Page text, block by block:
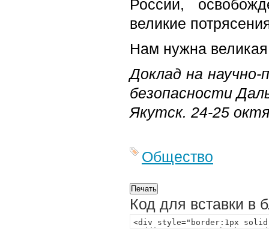
России,
великие
Нам нужна
Доклад на
безопасности
Якутск. 24-25
Общество
Код для вставки в